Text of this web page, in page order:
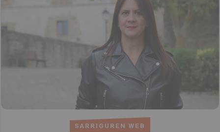
SARRIGUREN WEB